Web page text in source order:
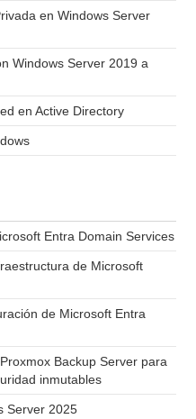
en Windows Server
Windows Server 2019 a
en Active Directory
Entra Domain Services
de Microsoft
de Microsoft Entra
Backup Server para
inmutables
Server 2025